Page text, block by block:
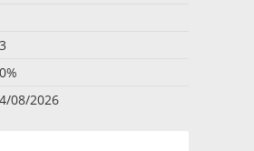
08/2026